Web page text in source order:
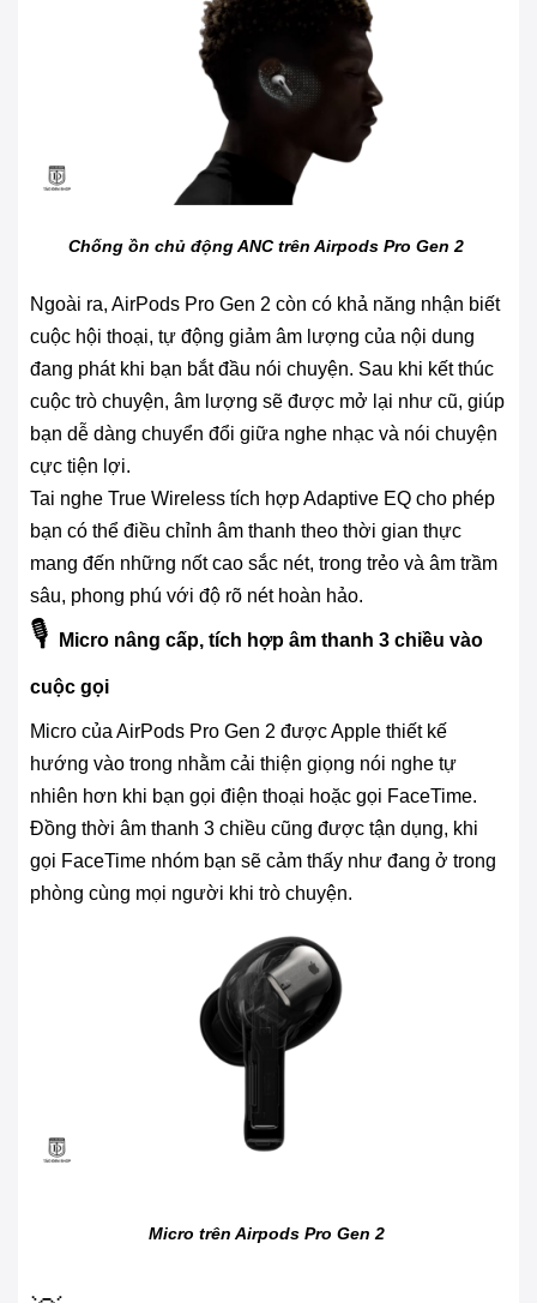
Chống ồn chủ động ANC trên Airpods Pro Gen 2
Ngoài ra, AirPods Pro Gen 2 còn có khả năng nhận biết
cuộc hội thoại, tự động giảm âm lượng của nội dung
đang phát khi bạn bắt đầu nói chuyện. Sau khi kết thúc
cuộc trò chuyện, âm lượng sẽ được mở lại như cũ, giúp
bạn dễ dàng chuyển đổi giữa nghe nhạc và nói chuyện
cực tiện lợi.
Tai nghe True Wireless tích hợp Adaptive EQ cho phép
bạn có thể điều chỉnh âm thanh theo thời gian thực
mang đến những nốt cao sắc nét, trong trẻo và âm trầm
sâu, phong phú với độ rõ nét hoàn hảo.
🎙️ Micro nâng cấp, tích hợp âm thanh 3 chiều vào
cuộc gọi
Micro của AirPods Pro Gen 2 được Apple thiết kế
hướng vào trong nhằm cải thiện giọng nói nghe tự
nhiên hơn khi bạn gọi điện thoại hoặc gọi FaceTime.
Đồng thời âm thanh 3 chiều cũng được tận dụng, khi
gọi FaceTime nhóm bạn sẽ cảm thấy như đang ở trong
phòng cùng mọi người khi trò chuyện.
Micro trên Airpods Pro Gen 2